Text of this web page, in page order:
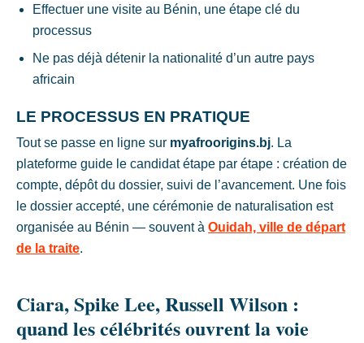
Effectuer une visite au Bénin, une étape clé du
processus
Ne pas déjà détenir la nationalité d’un autre pays
africain
LE PROCESSUS EN PRATIQUE
Tout se passe en ligne sur myafroorigins.bj. La
plateforme guide le candidat étape par étape : création de
compte, dépôt du dossier, suivi de l’avancement. Une fois
le dossier accepté, une cérémonie de naturalisation est
organisée au Bénin — souvent à Ouidah, ville de départ
de la traite.
Ciara, Spike Lee, Russell Wilson :
quand les célébrités ouvrent la voie